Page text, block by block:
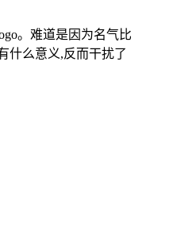
。难道是因为名气比
什么意义,反而干扰了